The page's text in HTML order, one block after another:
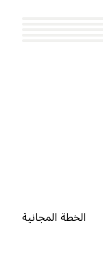
الخطة المجانية